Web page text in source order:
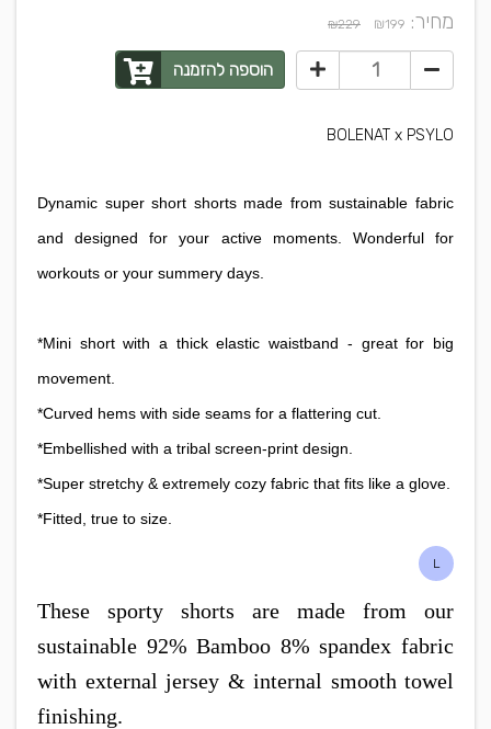
מחיר: ₪199
₪229
הוספה להזמנה
BOLENAT x PSYLO
Dynamic super short shorts made from sustainable fabric
and designed for your active moments. Wonderful for
workouts or your summery days.
*Mini short with a thick elastic waistband - great for big
movement.
*Curved hems with side seams for a flattering cut.
*Embellished with a tribal screen-print design.
*Super stretchy & extremely cozy fabric that fits like a glove.
*Fitted, true to size.
L
These sporty shorts are made from our
sustainable 92% Bamboo 8% spandex fabric
with external jersey & internal smooth towel
finishing.